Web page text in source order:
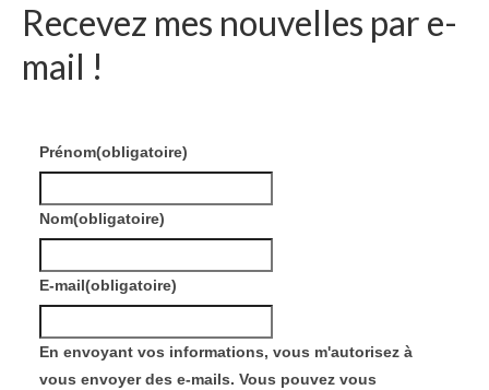
Recevez mes nouvelles par e-
mail !
Prénom(obligatoire)
Nom(obligatoire)
E-mail(obligatoire)
En envoyant vos informations, vous m'autorisez à
vous envoyer des e-mails. Vous pouvez vous